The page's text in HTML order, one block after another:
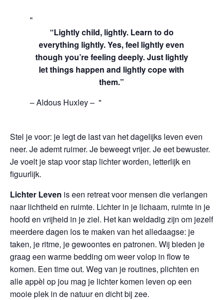
“Lightly child, lightly. Learn to do
everything lightly. Yes, feel lightly even
though you’re feeling deeply. Just lightly
let things happen and lightly cope with
them.”
– Aldous Huxley –
Stel je voor: je legt de last van het dagelijks leven even
neer. Je ademt ruimer. Je beweegt vrijer. Je eet bewuster.
Je voelt je stap voor stap lichter worden, letterlijk en
figuurlijk.
Lichter Leven is een retreat voor mensen die verlangen
naar lichtheid en ruimte. Lichter in je lichaam, ruimte in je
hoofd en vrijheid in je ziel. Het kan weldadig zijn om jezelf
meerdere dagen los te maken van het alledaagse: je
taken, je ritme, je gewoontes en patronen. Wij bieden je
graag een warme bedding om weer volop in flow te
komen. Een time out. Weg van je routines, plichten en
alle appèl op jou mag je lichter komen leven op een
mooie plek in de natuur en dicht bij zee.